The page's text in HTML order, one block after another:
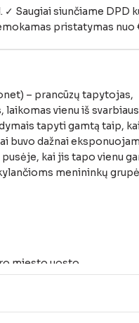
Saugiai siunčiame DPD
pristatymas nuo
– prancūzų tapytojas,
vienu iš
tapyti gamtą taip,
buvo dažnai
kai jis tapo vienu
menininkų
miesto uosto.